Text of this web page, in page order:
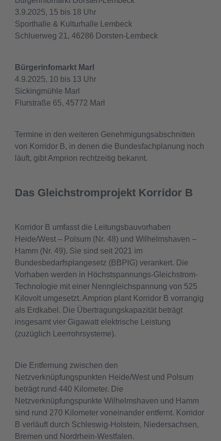
3.9.2025, 15 bis 18 Uhr
Sporthalle & Kulturhalle Lembeck
Schluerweg 21, 46286 Dorsten-Lembeck
Bürgerinfomarkt Marl
4.9.2025, 10 bis 13 Uhr
Sickingmühle Marl
Flurstraße 65, 45772 Marl
Termine in den weiteren Genehmigungsabschnitten
von Korridor B, in denen die Bundesfachplanung noch
läuft, gibt Amprion rechtzeitig bekannt.
Das Gleichstromprojekt Korridor B
Korridor B umfasst die Leitungsbauvorhaben
Heide/West – Polsum (Nr. 48) und Wilhelmshaven –
Hamm (Nr. 49). Sie sind seit 2021 im
Bundesbedarfsplangesetz (BBPlG) verankert. Die
Vorhaben werden in Höchstspannungs-Gleichstrom-
Technologie mit einer Nenngleichspannung von 525
Kilovolt umgesetzt. Amprion plant Korridor B vorrangig
als Erdkabel. Die Übertragungskapazität beträgt
insgesamt vier Gigawatt elektrische Leistung
(zuzüglich Leerrohrsysteme).
Die Entfernung zwischen den
Netzverknüpfungspunkten Heide/West und Polsum
beträgt rund 440 Kilometer. Die
Netzverknüpfungspunkte Wilhelmshaven und Hamm
sind rund 270 Kilometer voneinander entfernt. Korridor
B verläuft durch Schleswig-Holstein, Niedersachsen,
Bremen und Nordrhein-Westfalen.